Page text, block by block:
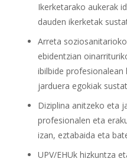
Ikerketarako aukerak
dauden ikerketak
Arreta
ebidentzian
ibilbide profesionalean
jarduera egokiak
Diziplina anitzeko eta
profesionalen eta
izan, eztabaida eta
UPV/EHUk hizkuntza